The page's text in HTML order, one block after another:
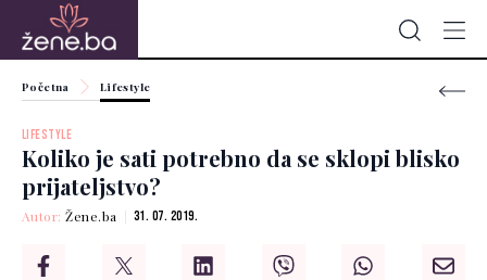
Početna Lifestyle
LIFESTYLE
Koliko je sati potrebno da se sklopi blisko
prijateljstvo?
Autor:Žene.ba 31. 07. 2019.